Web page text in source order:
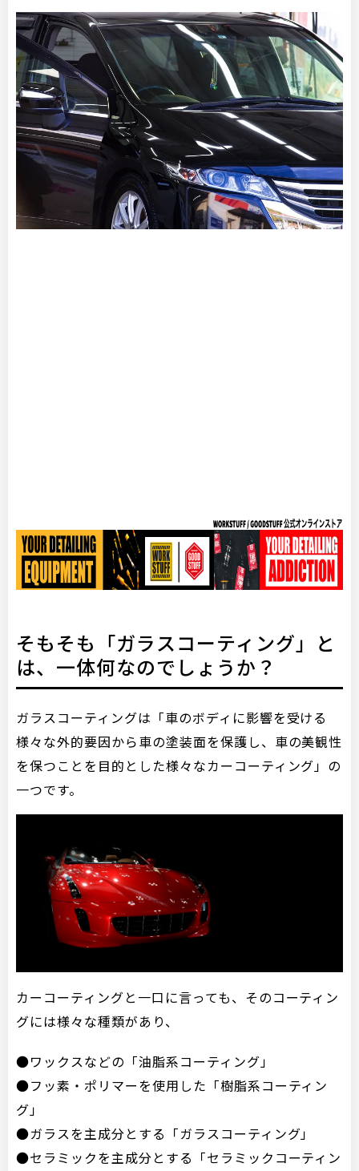
そもそも「ガラスコーティング」と
は、一体何なのでしょうか？
ガラスコーティングは「車のボディに影響を受ける
様々な外的要因から車の塗装面を保護し、車の美観性
を保つことを目的とした様々なカーコーティング」の
一つです。
カーコーティングと一口に言っても、そのコーティン
グには様々な種類があり、
●ワックスなどの「油脂系コーティング」
●フッ素・ポリマーを使用した「樹脂系コーティン
グ」
●ガラスを主成分とする「ガラスコーティング」
●セラミックを主成分とする「セラミックコーティン